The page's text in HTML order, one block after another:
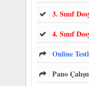
3. Sınıf
4. Sınıf
Online
Pano